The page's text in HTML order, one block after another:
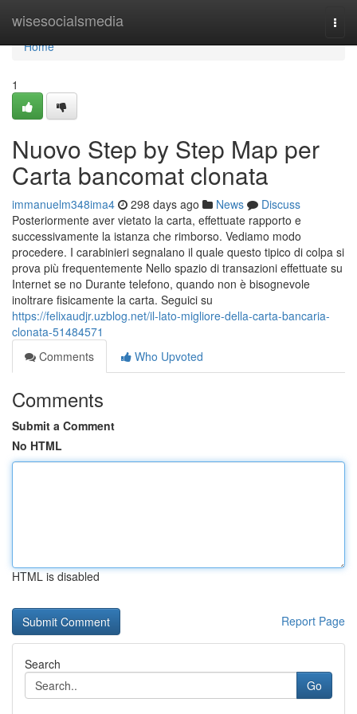
wisesocialsmedia
Home
Home
1
Nuovo Step by Step Map per
Carta bancomat clonata
immanuelm348ima4 298 days ago News
Discuss
Posteriormente aver vietato la carta, effettuate rapporto e
successivamente la istanza che rimborso. Vediamo modo
procedere. I carabinieri segnalano il quale questo tipico di colpa si
prova più frequentemente Nello spazio di transazioni effettuate su
Internet se no Durante telefono, quando non è bisognevole
inoltrare fisicamente la carta. Seguici su
https://felixaudjr.uzblog.net/il-lato-migliore-della-carta-bancaria-
clonata-51484571
Comments
Who Upvoted
Comments
Submit a Comment
No HTML
HTML is disabled
Report Page
Search
Go